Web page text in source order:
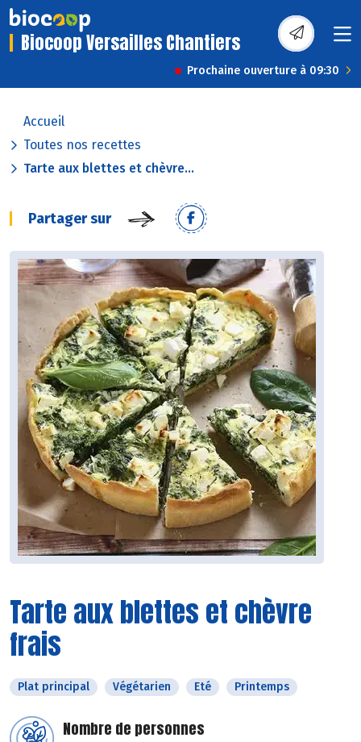
Biocoop Versailles Chantiers
Prochaine ouverture à 09:30
Accueil
Toutes nos recettes
Tarte aux blettes et chèvre...
Partager sur
Tarte aux blettes et chèvre
frais
Plat principal Végétarien Eté Printemps
Nombre de personnes